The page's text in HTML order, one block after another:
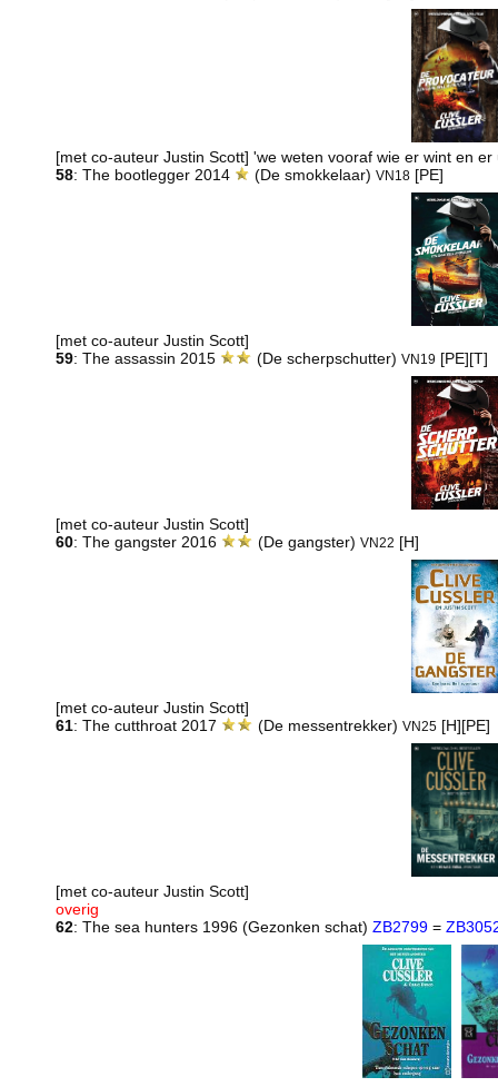
[met co-auteur Justin Scott] 'we weten vooraf wie er wint en
58: The bootlegger 2014 (De smokkelaar)VN18 [PE]
[met co-auteur Justin Scott]
59: The assassin 2015 (De scherpschutter) VN19 [PE][T]
[met co-auteur Justin Scott]
60: The gangster 2016 (De gangster) VN22 [H]
[met co-auteur Justin Scott]
61: The cutthroat 2017 (De messentrekker) VN25[H][PE]
[met co-auteur Justin Scott]
overig
62: The sea hunters 1996 (Gezonken schat) ZB2799 =